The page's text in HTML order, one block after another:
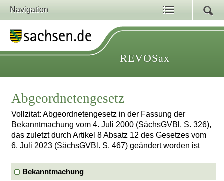
Navigation
REVOSax
Abgeordnetengesetz
Vollzitat: Abgeordnetengesetz in der Fassung der
Bekanntmachung vom 4. Juli 2000 (SächsGVBl. S. 326),
das zuletzt durch Artikel 8 Absatz 12 des Gesetzes vom
6. Juli 2023 (SächsGVBl. S. 467) geändert worden ist
Bekanntmachung